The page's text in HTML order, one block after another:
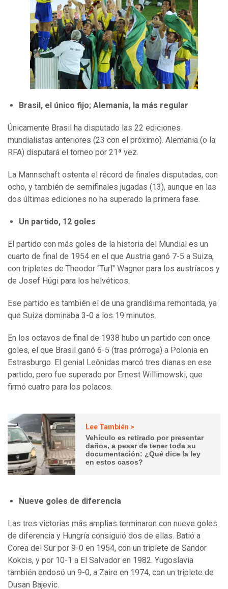
Brasil, el único fijo; Alemania, la más regular
Únicamente Brasil ha disputado las 22 ediciones
mundialistas anteriores (23 con el próximo). Alemania (o la
RFA) disputará el torneo por 21ª vez.
La Mannschaft ostenta el récord de finales disputadas, con
ocho, y también de semifinales jugadas (13), aunque en las
dos últimas ediciones no ha superado la primera fase.
Un partido, 12 goles
El partido con más goles de la historia del Mundial es un
cuarto de final de 1954 en el que Austria ganó 7-5 a Suiza,
con tripletes de Theodor "Turl" Wagner para los austríacos y
de Josef Hügi para los helvéticos.
Ese partido es también el de una grandísima remontada, ya
que Suiza dominaba 3-0 a los 19 minutos.
En los octavos de final de 1938 hubo un partido con once
goles, el que Brasil ganó 6-5 (tras prórroga) a Polonia en
Estrasburgo. El genial Leônidas marcó tres dianas en ese
partido, pero fue superado por Ernest Willimowski, que
firmó cuatro para los polacos.
Lee También >
Vehículo es retirado por presentar
daños, a pesar de tener toda su
documentación: ¿Qué dice la ley
en estos casos?
Nueve goles de diferencia
Las tres victorias más amplias terminaron con nueve goles
de diferencia y Hungría consiguió dos de ellas. Batió a
Corea del Sur por 9-0 en 1954, con un triplete de Sandor
Kokcis, y por 10-1 a El Salvador en 1982. Yugoslavia
también endosó un 9-0, a Zaire en 1974, con un triplete de
Dusan Bajevic.